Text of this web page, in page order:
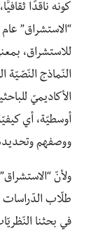
كونه ناقدًا
للاستشراق،
النّماذج النّصّيّة
الأكاديميّ
أوسطيّة، أي
ووصفهم
ولأنّ
طلّاب الدّراسات
في بحثنا